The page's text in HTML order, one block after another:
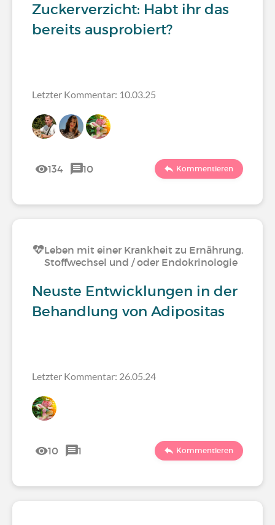
Zuckerverzicht: Habt ihr das
bereits ausprobiert?
Letzter Kommentar: 10.03.25
134 10 Kommentieren
Leben mit einer Krankheit zu Ernährung,
Stoffwechsel und / oder Endokrinologie
Neuste Entwicklungen in der
Behandlung von Adipositas
Letzter Kommentar: 26.05.24
10 1 Kommentieren